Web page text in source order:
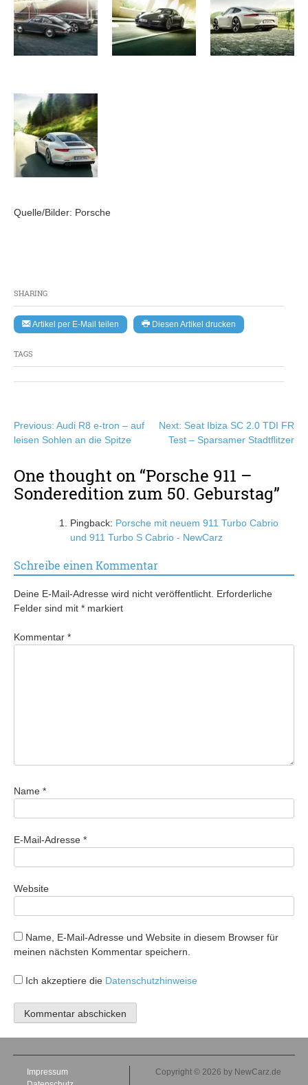
SHARING
Artikel per E-Mail teilen Diesen Artikel drucken
TAGS
Quelle/Bilder: Porsche
Beitragsnavigation
Previous: Audi R8 e-tron – auf
leisen Sohlen an die Spitze
Next: Seat Ibiza SC 2.0 TDI FR
Test – Sparsamer Stadtflitzer
One thought on “Porsche 911 –
Sonderedition zum 50. Geburstag”
Pingback: Porsche mit neuem 911 Turbo Cabrio
und 911 Turbo S Cabrio - NewCarz
Schreibe einen Kommentar
Deine E-Mail-Adresse wird nicht veröffentlicht. Erforderliche
Felder sind mit * markiert
Kommentar *
Name *
E-Mail-Adresse *
Website
Name, E-Mail-Adresse und Website in diesem Browser für
meinen nächsten Kommentar speichern.
Ich akzeptiere die Datenschutzhinweise
Impressum
Copyright © 2026 by NewCarz.de